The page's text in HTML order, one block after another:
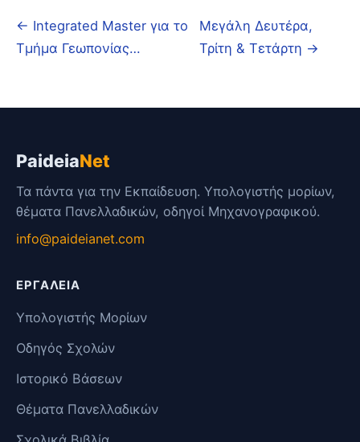
← Integrated Master για το
Τμήμα Γεωπονίας…
Μεγάλη Δευτέρα,
Τρίτη & Τετάρτη →
PaideiaNet
Τα πάντα για την Εκπαίδευση. Υπολογιστής μορίων,
θέματα Πανελλαδικών, οδηγοί Μηχανογραφικού.
info@paideianet.com
ΕΡΓΑΛΕΊΑ
Υπολογιστής Μορίων
Οδηγός Σχολών
Ιστορικό Βάσεων
Θέματα Πανελλαδικών